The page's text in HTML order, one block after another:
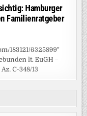
Hamburger
Familienratgeber
183121/6325899"
lt. EuGH –
C-348/13